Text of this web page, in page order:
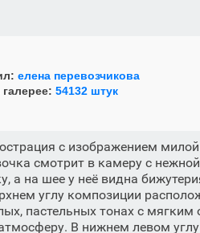
елена перевозчикова
54132 штук
с изображением
смотрит в камеру с
а на шее у неё видна
углу композиции
пастельных тонах с мягким
В нижнем левом углу